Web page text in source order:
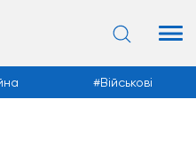
Військові